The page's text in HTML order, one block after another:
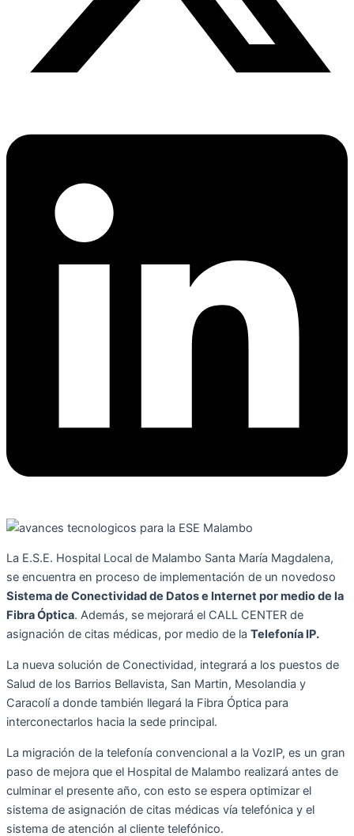
La E.S.E. Hospital Local de Malambo Santa María Magdalena,
se encuentra en proceso de implementación de un novedoso
Sistema de Conectividad de Datos e Internet por medio de la
Fibra Óptica. Además, se mejorará el CALL CENTER de
asignación de citas médicas, por medio de la Telefonía IP.
La nueva solución de Conectividad, integrará a los puestos de
Salud de los Barrios Bellavista, San Martin, Mesolandia y
Caracolí a donde también llegará la Fibra Óptica para
interconectarlos hacia la sede principal.
La migración de la telefonía convencional a la VozIP, es un gran
paso de mejora que el Hospital de Malambo realizará antes de
culminar el presente año, con esto se espera optimizar el
sistema de asignación de citas médicas vía telefónica y el
sistema de atención al cliente telefónico.